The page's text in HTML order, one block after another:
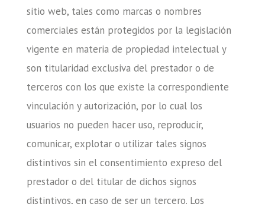
sitio web, tales como marcas o nombres
comerciales están protegidos por la legislación
vigente en materia de propiedad intelectual y
son titularidad exclusiva del prestador o de
terceros con los que existe la correspondiente
vinculación y autorización, por lo cual los
usuarios no pueden hacer uso, reproducir,
comunicar, explotar o utilizar tales signos
distintivos sin el consentimiento expreso del
prestador o del titular de dichos signos
distintivos, en caso de ser un tercero. Los